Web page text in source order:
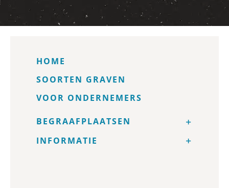
HOME
SOORTEN GRAVEN
VOOR ONDERNEMERS
BEGRAAFPLAATSEN
INFORMATIE